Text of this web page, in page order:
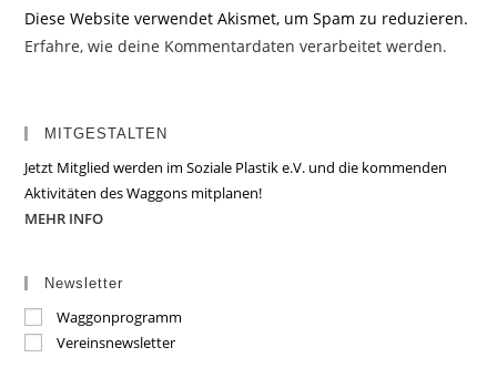
Diese Website verwendet Akismet, um Spam zu reduzieren.
Erfahre, wie deine Kommentardaten verarbeitet werden.
MITGESTALTEN
Jetzt Mitglied werden im Soziale Plastik e.V. und die kommenden
Aktivitäten des Waggons mitplanen!
MEHR INFO
Newsletter
Waggonprogramm
Vereinsnewsletter